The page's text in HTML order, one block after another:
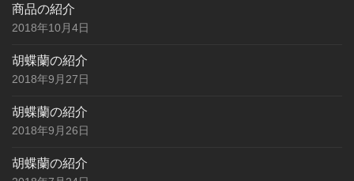
商品の紹介
2018年10月4日
胡蝶蘭の紹介
2018年9月27日
胡蝶蘭の紹介
2018年9月26日
胡蝶蘭の紹介